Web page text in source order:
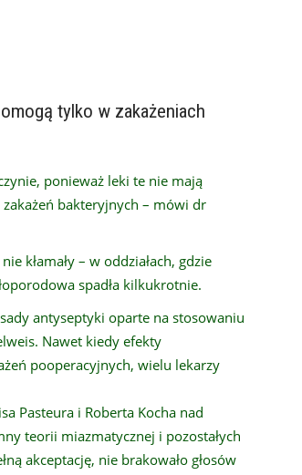
tylko w zakażeniach
ponieważ leki te nie mają
bakteryjnych – mówi dr
kłamały – w oddziałach, gdzie
spadła kilkukrotnie.
antyseptyki oparte na stosowaniu
Nawet kiedy efekty
pooperacyjnych, wielu lekarzy
Pasteura i Roberta Kocha nad
teorii miazmatycznej i pozostałych
akceptację, nie brakowało głosów